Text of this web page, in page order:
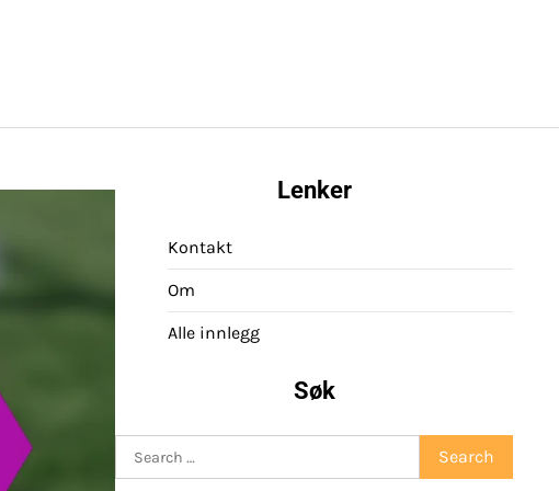
Lenker
Kontakt
Om
Alle innlegg
Søk
for: